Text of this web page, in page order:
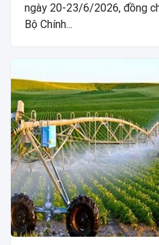
ngày 20-23/6/2026, đồng
Bộ Chính...